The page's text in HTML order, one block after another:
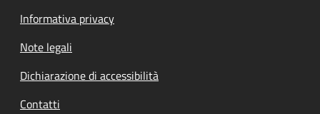
Informativa privacy
Note legali
Dichiarazione di accessibilità
Contatti